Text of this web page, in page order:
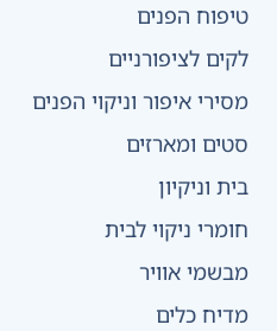
טיפוח הפנים
לקים לציפורניים
מסירי איפור וניקוי הפנים
סטים ומארזים
בית וניקיון
חומרי ניקוי לבית
מבשמי אוויר
מדיח כלים